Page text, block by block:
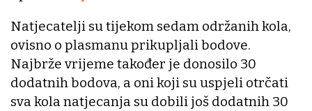
Natjecatelji su tijekom sedam održanih kola,
ovisno o plasmanu prikupljali bodove.
Najbrže vrijeme također je donosilo 30
dodatnih bodova, a oni koji su uspjeli otrčati
sva kola natjecanja su dobili još dodatnih 30